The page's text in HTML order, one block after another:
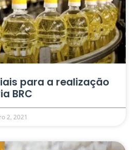
para a realização
BRC
2, 2021